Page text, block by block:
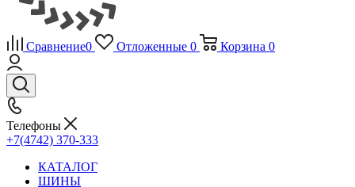
Сравнение0 Отложенные 0 Корзина 0
Телефоны
+7(4742) 370-333
КАТАЛОГ
ШИНЫ